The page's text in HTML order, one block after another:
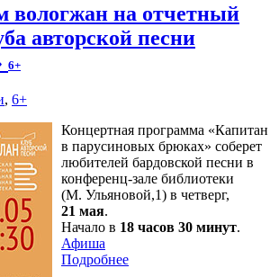
вологжан на отчетный
авторской песни
6+
, 6+
Концертная программа «Капитан
в парусиновых брюках» соберет
любителей бардовской песни в
конференц-зале библиотеки
(М. Ульяновой,1) в четверг,
21 мая.
Начало в 18 часов 30 минут.
Афиша
Подробнее